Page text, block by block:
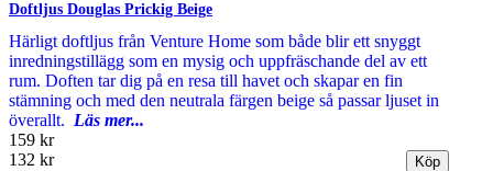
Doftljus Douglas Prickig Beige
Härligt doftljus från Venture Home som både blir ett snyggt
inredningstillägg som en mysig och uppfräschande del av ett
rum. Doften tar dig på en resa till havet och skapar en fin
stämning och med den neutrala färgen beige så passar ljuset in
överallt. Läs mer...
159 kr
132 kr